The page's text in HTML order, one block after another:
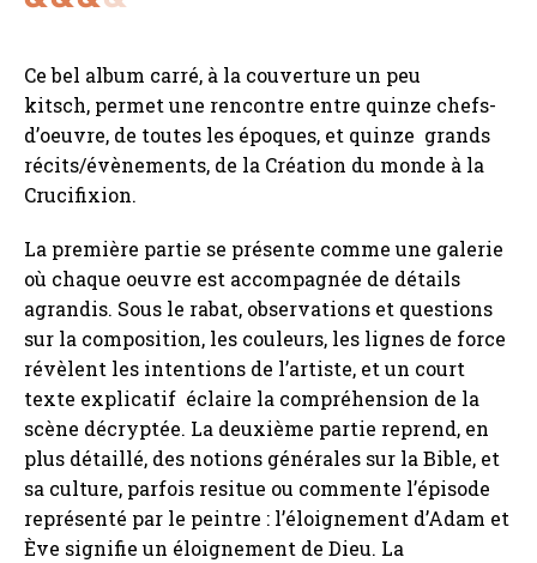
Ce bel album carré, à la couverture un peu
kitsch, permet une rencontre entre quinze chefs-
d’oeuvre, de toutes les époques, et quinze grands
récits/évènements, de la Création du monde à la
Crucifixion.
La première partie se présente comme une galerie
où chaque oeuvre est accompagnée de détails
agrandis. Sous le rabat, observations et questions
sur la composition, les couleurs, les lignes de force
révèlent les intentions de l’artiste, et un court
texte explicatif éclaire la compréhension de la
scène décryptée. La deuxième partie reprend, en
plus détaillé, des notions générales sur la Bible, et
sa culture, parfois resitue ou commente l’épisode
représenté par le peintre : l’éloignement d’Adam et
Ève signifie un éloignement de Dieu. La